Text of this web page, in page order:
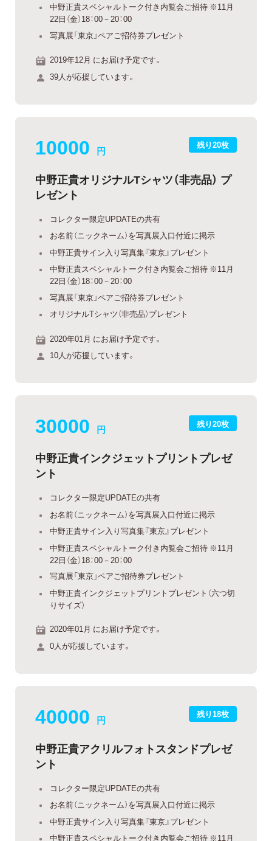
中野正貴スペシャルトーク付き内覧会ご招待 ※11月
22日（金）18：00－20：00
写真展「東京」ペアご招待券プレゼント
2019年12月 にお届け予定です。
39人が応援しています。
残り20枚
10000 円
中野正貴オリジナルTシャツ（非売品） プ
レゼント
コレクター限定UPDATEの共有
お名前（ニックネーム）を写真展入口付近に掲示
中野正貴サイン入り写真集『東京』プレゼント
中野正貴スペシャルトーク付き内覧会ご招待 ※11月
22日（金）18：00－20：00
写真展「東京」ペアご招待券プレゼント
オリジナルTシャツ（非売品）プレゼント
2020年01月 にお届け予定です。
10人が応援しています。
残り20枚
30000 円
中野正貴インクジェットプリントプレゼ
ント
コレクター限定UPDATEの共有
お名前（ニックネーム）を写真展入口付近に掲示
中野正貴サイン入り写真集『東京』プレゼント
中野正貴スペシャルトーク付き内覧会ご招待 ※11月
22日（金）18：00－20：00
写真展「東京」ペアご招待券プレゼント
中野正貴インクジェットプリントプレゼント（六つ切
りサイズ）
2020年01月 にお届け予定です。
0人が応援しています。
残り18枚
40000 円
中野正貴アクリルフォトスタンドプレゼ
ント
コレクター限定UPDATEの共有
お名前（ニックネーム）を写真展入口付近に掲示
中野正貴サイン入り写真集『東京』プレゼント
中野正貴スペシャルトーク付き内覧会ご招待 ※11月